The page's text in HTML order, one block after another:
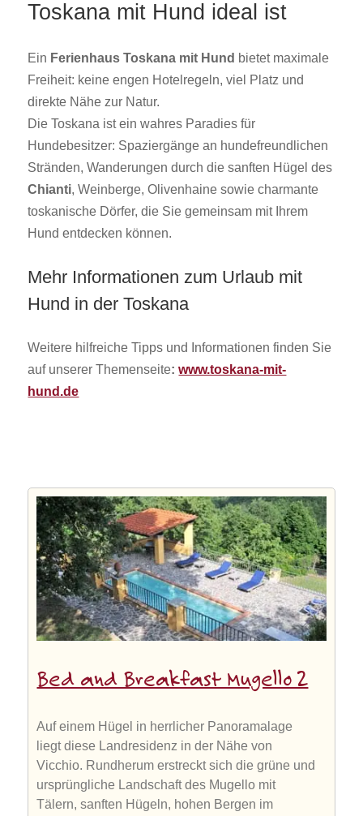
Toskana mit Hund ideal ist
Ein Ferienhaus Toskana mit Hund bietet maximale
Freiheit: keine engen Hotelregeln, viel Platz und
direkte Nähe zur Natur.
Die Toskana ist ein wahres Paradies für
Hundebesitzer: Spaziergänge an hundefreundlichen
Stränden, Wanderungen durch die sanften Hügel des
Chianti, Weinberge, Olivenhaine sowie charmante
toskanische Dörfer, die Sie gemeinsam mit Ihrem
Hund entdecken können.
Mehr Informationen zum Urlaub mit
Hund in der Toskana
Weitere hilfreiche Tipps und Informationen finden Sie
auf unserer Themenseite:www.toskana-mit-
hund.de
Bed and Breakfast Mugello 2
Auf einem Hügel in herrlicher Panoramalage
liegt diese Landresidenz in der Nähe von
Vicchio. Rundherum erstreckt sich die grüne und
ursprüngliche Landschaft des Mugello mit
Tälern, sanften Hügeln, hohen Bergen im